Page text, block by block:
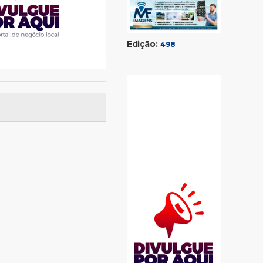
Edição: 498